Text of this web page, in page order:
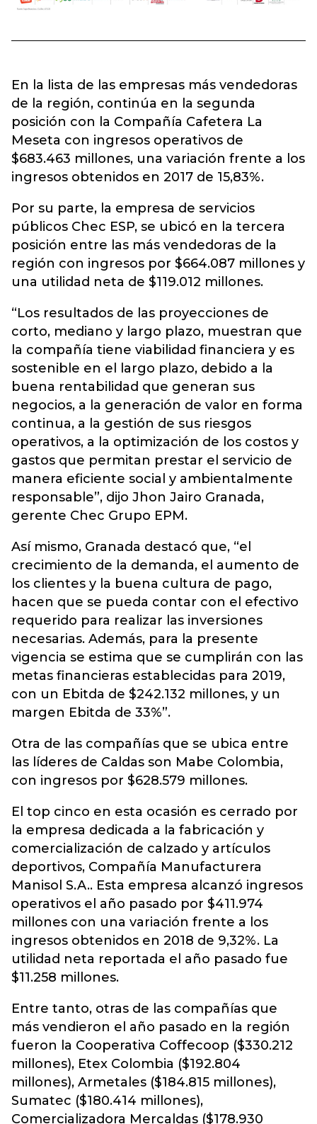
En la lista de las empresas más vendedoras
de la región, continúa en la segunda
posición con la Compañía Cafetera La
Meseta con ingresos operativos de
$683.463 millones, una variación frente a los
ingresos obtenidos en 2017 de 15,83%.
Por su parte, la empresa de servicios
públicos Chec ESP, se ubicó en la tercera
posición entre las más vendedoras de la
región con ingresos por $664.087 millones y
una utilidad neta de $119.012 millones.
“Los resultados de las proyecciones de
corto, mediano y largo plazo, muestran que
la compañía tiene viabilidad financiera y es
sostenible en el largo plazo, debido a la
buena rentabilidad que generan sus
negocios, a la generación de valor en forma
continua, a la gestión de sus riesgos
operativos, a la optimización de los costos y
gastos que permitan prestar el servicio de
manera eficiente social y ambientalmente
responsable”, dijo Jhon Jairo Granada,
gerente Chec Grupo EPM.
Así mismo, Granada destacó que, “el
crecimiento de la demanda, el aumento de
los clientes y la buena cultura de pago,
hacen que se pueda contar con el efectivo
requerido para realizar las inversiones
necesarias. Además, para la presente
vigencia se estima que se cumplirán con las
metas financieras establecidas para 2019,
con un Ebitda de $242.132 millones, y un
margen Ebitda de 33%”.
Otra de las compañías que se ubica entre
las líderes de Caldas son Mabe Colombia,
con ingresos por $628.579 millones.
El top cinco en esta ocasión es cerrado por
la empresa dedicada a la fabricación y
comercialización de calzado y artículos
deportivos, Compañía Manufacturera
Manisol S.A.. Esta empresa alcanzó ingresos
operativos el año pasado por $411.974
millones con una variación frente a los
ingresos obtenidos en 2018 de 9,32%. La
utilidad neta reportada el año pasado fue
$11.258 millones.
Entre tanto, otras de las compañías que
más vendieron el año pasado en la región
fueron la Cooperativa Coffecoop ($330.212
millones), Etex Colombia ($192.804
millones), Armetales ($184.815 millones),
Sumatec ($180.414 millones),
Comercializadora Mercaldas ($178.930